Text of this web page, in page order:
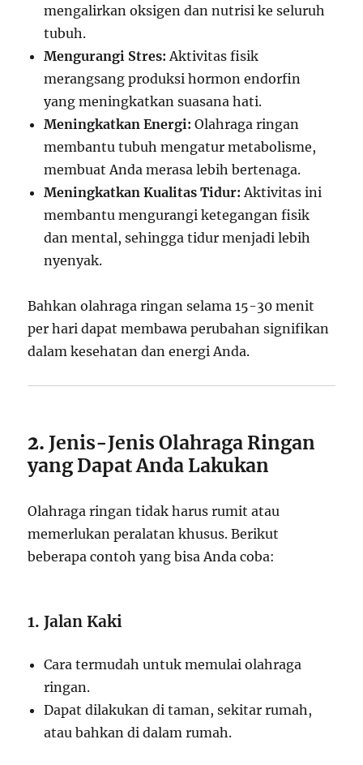
mengalirkan oksigen dan nutrisi ke seluruh
tubuh.
Mengurangi Stres: Aktivitas fisik
merangsang produksi hormon endorfin
yang meningkatkan suasana hati.
Meningkatkan Energi: Olahraga ringan
membantu tubuh mengatur metabolisme,
membuat Anda merasa lebih bertenaga.
Meningkatkan Kualitas Tidur: Aktivitas ini
membantu mengurangi ketegangan fisik
dan mental, sehingga tidur menjadi lebih
nyenyak.
Bahkan olahraga ringan selama 15-30 menit
per hari dapat membawa perubahan signifikan
dalam kesehatan dan energi Anda.
2. Jenis-Jenis Olahraga Ringan
yang Dapat Anda Lakukan
Olahraga ringan tidak harus rumit atau
memerlukan peralatan khusus. Berikut
beberapa contoh yang bisa Anda coba:
1. Jalan Kaki
Cara termudah untuk memulai olahraga
ringan.
Dapat dilakukan di taman, sekitar rumah,
atau bahkan di dalam rumah.